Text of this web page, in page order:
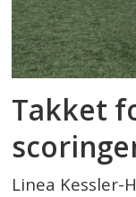
Takket
Linea Kessler-